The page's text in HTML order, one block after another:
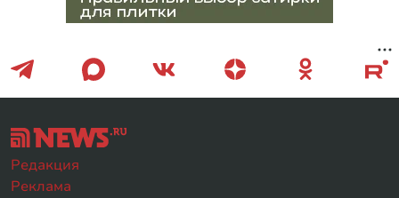
Редакция
Реклама